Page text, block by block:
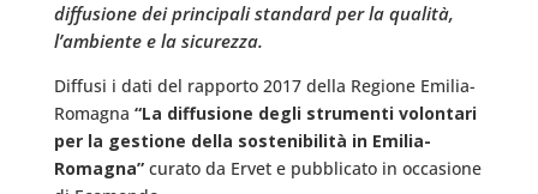
diffusione dei principali standard per la qualità,
l’ambiente e la sicurezza.
Diffusi i dati del rapporto 2017 della Regione Emilia-
Romagna “La diffusione degli strumenti volontari
per la gestione della sostenibilità in Emilia-
Romagna”curato da Ervet e pubblicato in occasione